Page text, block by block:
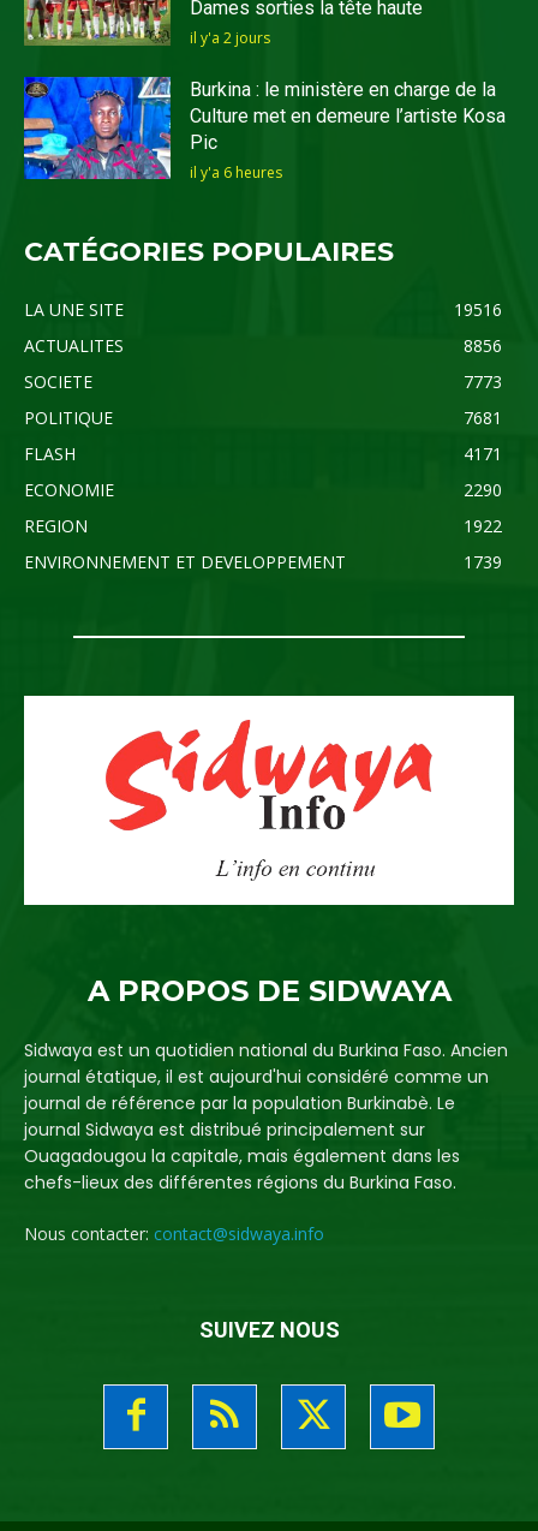
Dames sorties la tête haute
il y'a 2 jours
Burkina : le ministère en charge de la
Culture met en demeure l’artiste Kosa
Pic
il y'a 6 heures
CATÉGORIES POPULAIRES
LA UNE SITE
19516
ACTUALITES
8856
SOCIETE
7773
POLITIQUE
7681
FLASH
4171
ECONOMIE
2290
REGION
1922
ENVIRONNEMENT ET DEVELOPPEMENT
1739
A PROPOS DE SIDWAYA
Sidwaya est un quotidien national du Burkina Faso. Ancien
journal étatique, il est aujourd'hui considéré comme un
journal de référence par la population Burkinabè. Le
journal Sidwaya est distribué principalement sur
Ouagadougou la capitale, mais également dans les
chefs-lieux des différentes régions du Burkina Faso.
Nous contacter: contact@sidwaya.info
SUIVEZ NOUS